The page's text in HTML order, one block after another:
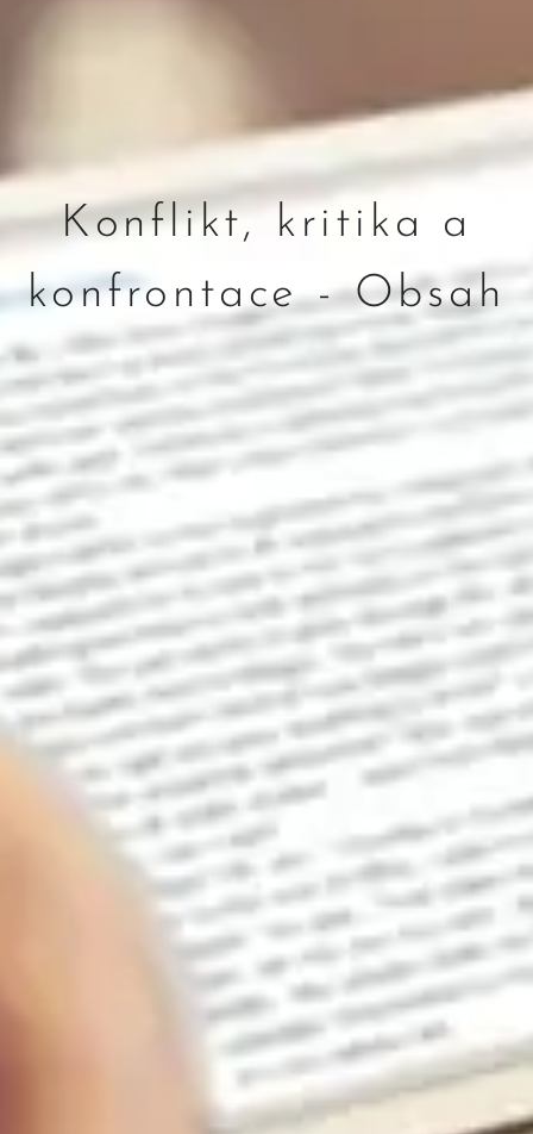
Konflikt, kritika a
konfrontace - Obsah